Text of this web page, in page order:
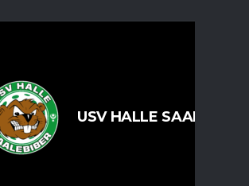
USV HALLE SAALEBIBER